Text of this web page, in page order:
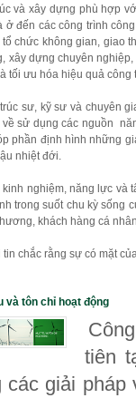
và xây dựng phù hợp
ở đến các công trình
chức không gian, giao
xây dựng chuyên
tối ưu hóa hiệu quả
sư, kỹ sư và chuyên
sử dụng các nguồn
phần định hình những
nhiệt đới.
nghiệm, năng lực và
trong suốt chu kỳ sống
khách hàng cá
tin chắc rằng sự có mặt
và tôn chỉ hoạt động
tiên
các giải